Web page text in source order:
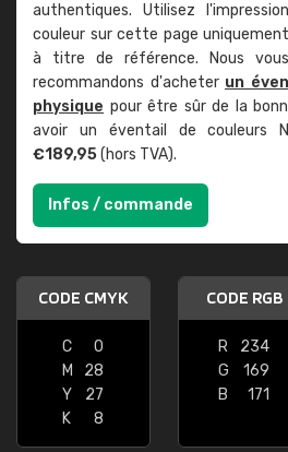
authentiques. Utilisez l'impression
couleur sur cette page uniquement
à titre de référence. Nous vous
recommandons d'acheter un
physique pour être sûr de la
avoir un éventail de couleurs
€189,95(hors TVA).
Infos / commande
CODE CMYK
C
0
M
28
Y
27
K
8
CODE RGB
R
234
G
169
B
171